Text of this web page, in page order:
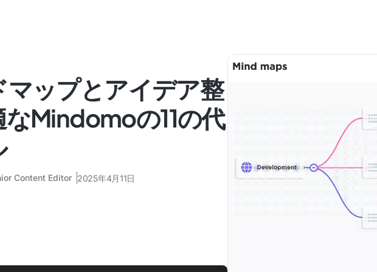
マップとアイデア整
Mindomoの11の代
Content Editor 2025年4月11日